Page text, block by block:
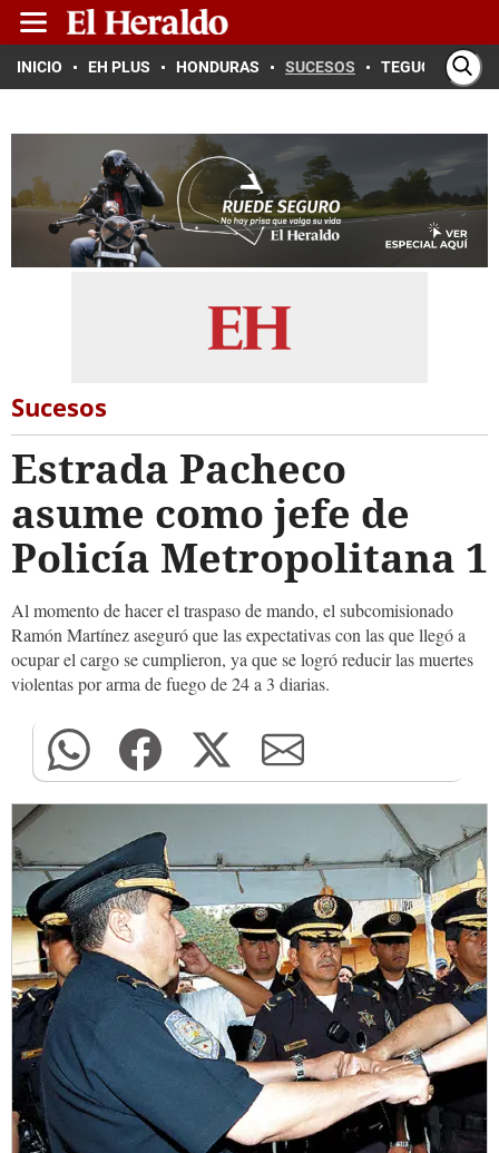
INICIO EH PLUS HONDURAS SUCESOS TEGUCIGALPA
Sucesos
Estrada Pacheco
asume como jefe de
Policía Metropolitana 1
Al momento de hacer el traspaso de mando, el subcomisionado
Ramón Martínez aseguró que las expectativas con las que llegó a
ocupar el cargo se cumplieron, ya que se logró reducir las muertes
violentas por arma de fuego de 24 a 3 diarias.